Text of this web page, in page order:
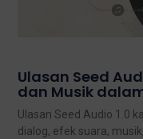
Ulasan Seed
dan Musik
Ulasan Seed Audio 1.0
dialog, efek suara,